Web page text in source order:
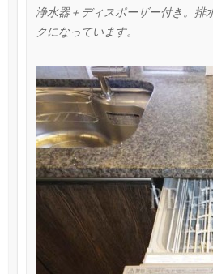
浄水器＋ディスポーザー付き。排
クになっています。